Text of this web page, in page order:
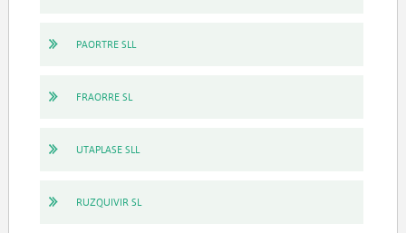
PAORTRE SLL
FRAORRE SL
UTAPLASE SLL
RUZQUIVIR SL